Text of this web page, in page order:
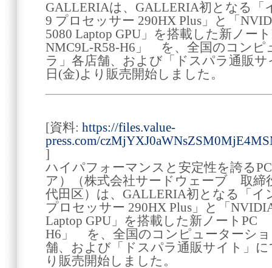
GALLERIAは、GALLERIA初となる「
9 プロセッサー 290HX Plus」と「
5080 Laptop GPU」を搭載した新ノー
NMC9L-R58-H6」 を、全国のコンピ
ラ」各店舗、および「ドスパラ通販サ
日(金)より販売開始しました。
[資料: https://files.value-
press.com/
]
ハイパフォーマンスと安定性を誇る
ア）（株式会社サードウェーブ 取締
代田区）は、GALLERIA初となる「イ
プロセッサー 290HX Plus」と「
Laptop GPU」を搭載した新ノートPC
H6」 を、全国のコンピューターシ
舗、および「ドスパラ通販サイト」に
り販売開始しました。